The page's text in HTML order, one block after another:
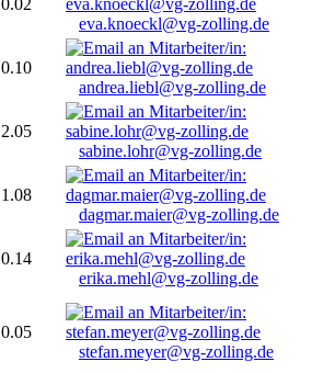
0.02
eva.knoeckl@vg-zolling.de
0.10
andrea.liebl@vg-zolling.de
2.05
sabine.lohr@vg-zolling.de
1.08
dagmar.maier@vg-zolling.de
0.14
erika.mehl@vg-zolling.de
0.05
stefan.meyer@vg-zolling.de